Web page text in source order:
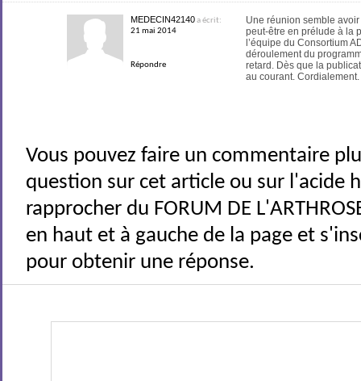
MEDECIN42140a écrit:
21 mai 2014
Répondre
Une réunion semble
peut-être en prélude à la
l’équipe du Consortium
déroulement du
retard. Dès que la
au courant. Cordialement.
Vous pouvez faire un commentaire
question sur cet article ou sur l'acide
rapprocher du FORUM DE
en haut et à gauche de la page et
pour obtenir une réponse.